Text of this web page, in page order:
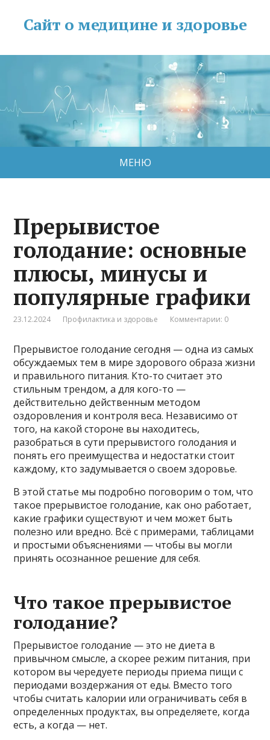
Сайт о медицине и здоровье
МЕНЮ
Прерывистое
голодание: основные
плюсы, минусы и
популярные графики
23.12.2024 Профилактика и здоровье Комментарии: 0
Прерывистое голодание сегодня — одна из самых
обсуждаемых тем в мире здорового образа жизни
и правильного питания. Кто-то считает это
стильным трендом, а для кого-то —
действительно действенным методом
оздоровления и контроля веса. Независимо от
того, на какой стороне вы находитесь,
разобраться в сути прерывистого голодания и
понять его преимущества и недостатки стоит
каждому, кто задумывается о своем здоровье.
В этой статье мы подробно поговорим о том, что
такое прерывистое голодание, как оно работает,
какие графики существуют и чем может быть
полезно или вредно. Всё с примерами, таблицами
и простыми объяснениями — чтобы вы могли
принять осознанное решение для себя.
Что такое прерывистое
голодание?
Прерывистое голодание — это не диета в
привычном смысле, а скорее режим питания, при
котором вы чередуете периоды приема пищи с
периодами воздержания от еды. Вместо того
чтобы считать калории или ограничивать себя в
определенных продуктах, вы определяете, когда
есть, а когда — нет.